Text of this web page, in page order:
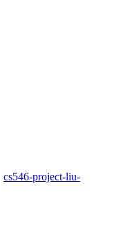
cs546-project-liu-